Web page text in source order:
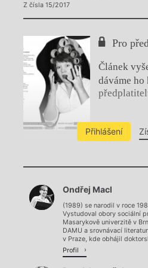
Z čísla 15/2017
Pro
Článek
dáváme
Přihlášení
Ondřej Macl
(1989) se narodil v roce
Vystudoval obory sociální
Masarykově univerzitě v
DAMU a srovnávací
v Praze, kde obhájil
Profil